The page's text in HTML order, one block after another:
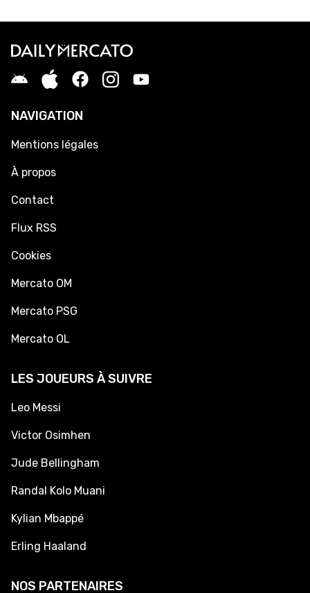
NAVIGATION
Mentions légales
À propos
Contact
Flux RSS
Cookies
Mercato OM
Mercato PSG
Mercato OL
LES JOUEURS À SUIVRE
Leo Messi
Victor Osimhen
Jude Bellingham
Randal Kolo Muani
Kylian Mbappé
Erling Haaland
NOS PARTENAIRES